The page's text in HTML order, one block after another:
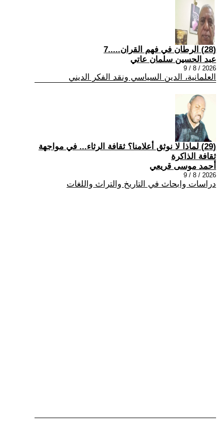
(28) الرطان في فهم القران.....7
عبد الحسين سلمان عاتي
2026 / 8 / 9
العلمانية، الدين السياسي ونقد الفكر الديني
(29) لماذا لا نوثق أعلامنا؟ ثقافة الرثاء... في مواجهة
ثقافة الذاكرة
أحمد موسى قريعي
2026 / 8 / 9
دراسات وابحاث في التاريخ والتراث واللغات